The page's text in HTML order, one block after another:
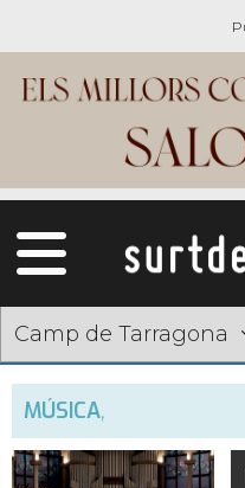
Camp de Tarragona
MÚSICA,